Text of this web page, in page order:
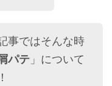
事ではそんな時
パテ 」について